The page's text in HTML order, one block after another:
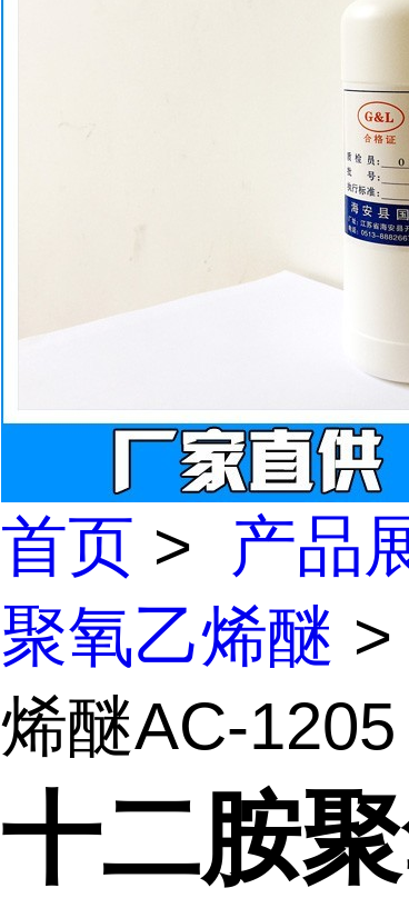
首页 > 产品
聚氧乙烯醚
烯醚AC-1205
十二胺